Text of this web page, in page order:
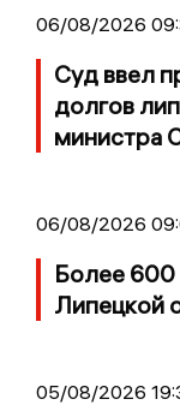
06/08/2026
Суд ввел
долгов
министра
06/08/2026
Более 600
Липецкой
05/08/2026